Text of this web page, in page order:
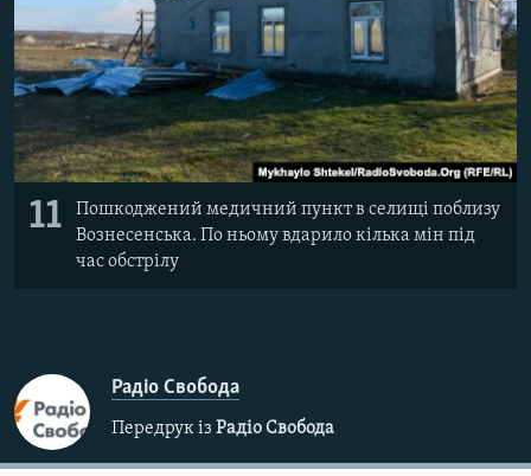
11
Пошкоджений медичний пункт в селищі поблизу
Вознесенська. По ньому вдарило кілька мін під
час обстрілу
Радіо Свобода
Передрук із Радіо Свобода